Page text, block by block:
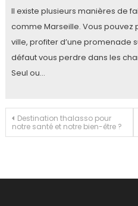
Il existe plusieurs manières de
comme Marseille. Vous
ville, profiter d’une promenade
défaut vous perdre dans les
Seul ou…
Navigation
l’article
Destination thalasso pour
notre santé et notre bien-être ?